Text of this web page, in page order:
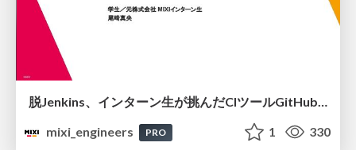
脱Jenkins、インターン生が挑んだCIツールGitHubActions移行
mixi_engineers
PRO 1 330